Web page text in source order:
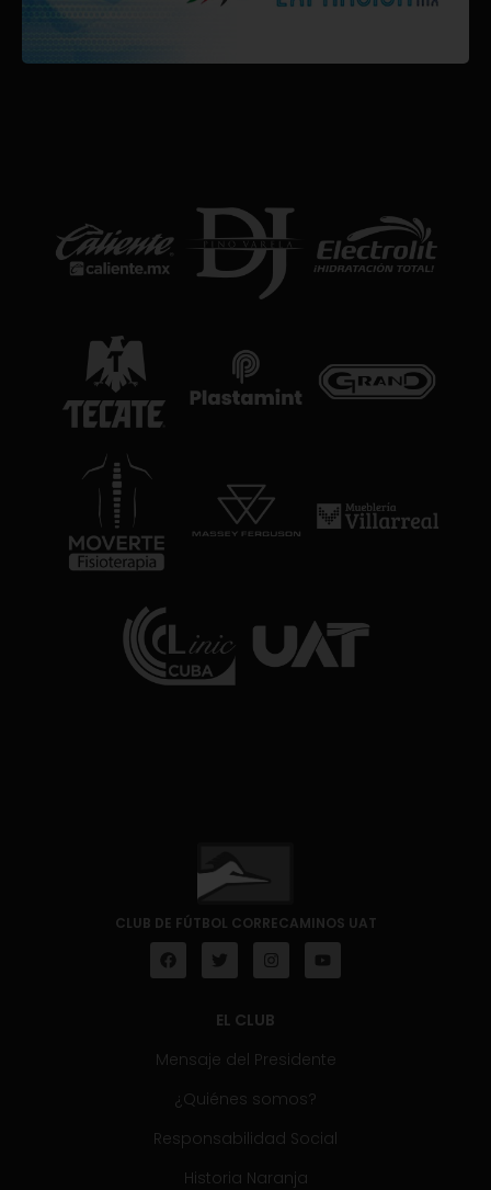
CLUB DE FÚTBOL CORRECAMINOS UAT
EL CLUB
Mensaje del Presidente
¿Quiénes somos?
Responsabilidad Social
Historia Naranja